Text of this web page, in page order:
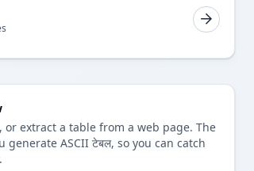
or extract a table from a web page. The
ASCII टेबल, so you can catch